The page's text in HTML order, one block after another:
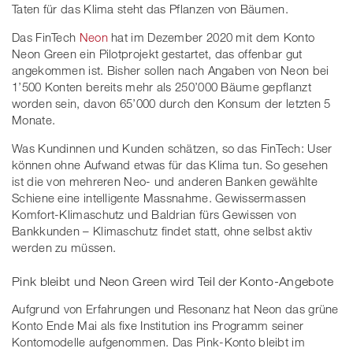
Taten für das Klima steht das Pflanzen von Bäumen.
Das FinTech Neonhat im Dezember 2020 mit dem Konto
Neon Green ein Pilotprojekt gestartet, das offenbar gut
angekommen ist. Bisher sollen nach Angaben von Neon bei
1’500 Konten bereits mehr als 250’000 Bäume gepflanzt
worden sein, davon 65’000 durch den Konsum der letzten 5
Monate.
Was Kundinnen und Kunden schätzen, so das FinTech: User
können ohne Aufwand etwas für das Klima tun. So gesehen
ist die von mehreren Neo- und anderen Banken gewählte
Schiene eine intelligente Massnahme. Gewissermassen
Komfort-Klimaschutz und Baldrian fürs Gewissen von
Bankkunden – Klimaschutz findet statt, ohne selbst aktiv
werden zu müssen.
Pink bleibt und Neon Green wird Teil der Konto-Angebote
Aufgrund von Erfahrungen und Resonanz hat Neon das grüne
Konto Ende Mai als fixe Institution ins Programm seiner
Kontomodelle aufgenommen. Das Pink-Konto bleibt im